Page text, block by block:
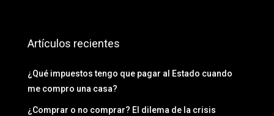
Artículos recientes
¿Qué impuestos tengo que pagar al Estado cuando
me compro una casa?
¿Comprar o no comprar? El dilema de la crisis